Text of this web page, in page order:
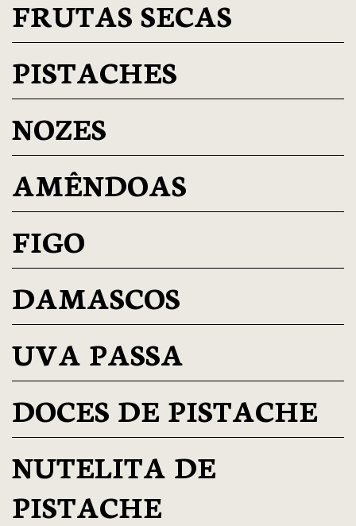
FRUTAS SECAS
PISTACHES
NOZES
AMÊNDOAS
FIGO
DAMASCOS
UVA PASSA
DOCES DE PISTACHE
NUTELITA DE
PISTACHE